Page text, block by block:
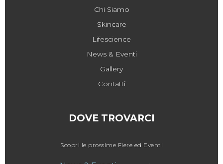
Chi Siamo
Skincare
Lifescience
News & Eventi
Gallery
Contatti
DOVE TROVARCI
Scopri le prossime Fiere ed Eventi